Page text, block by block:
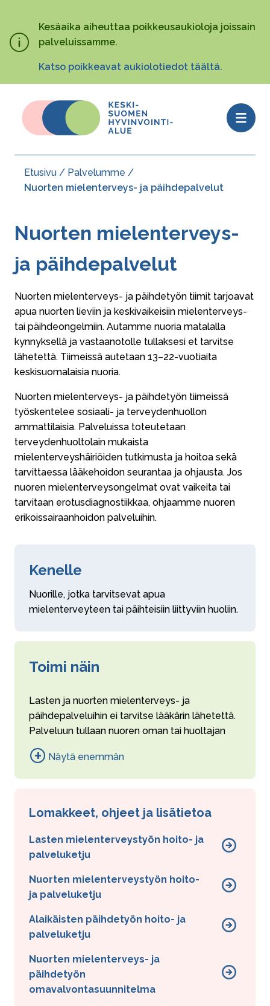
pääsisältöönKesäaika aiheuttaa poikkeusaukioloja joissain
palveluissamme.
Katso poikkeavat aukiolotiedot täältä.
Open
menu
Murupolku
Etusivu
Palvelumme
Nuorten mielenterveys- ja päihdepalvelut
Nuorten mielenterveys-
ja päihdepalvelut
Nuorten mielenterveys- ja päihdetyön tiimit tarjoavat
apua nuorten lieviin ja keskivaikeisiin mielenterveys-
tai päihdeongelmiin. Autamme nuoria matalalla
kynnyksellä ja vastaanotolle tullaksesi et tarvitse
lähetettä. Tiimeissä autetaan 13–22-vuotiaita
keskisuomalaisia nuoria.
Nuorten mielenterveys- ja päihdetyön tiimeissä
työskentelee sosiaali- ja terveydenhuollon
ammattilaisia. Palveluissa toteutetaan
terveydenhuoltolain mukaista
mielenterveyshäiriöiden tutkimusta ja hoitoa sekä
tarvittaessa lääkehoidon seurantaa ja ohjausta. Jos
nuoren mielenterveysongelmat ovat vaikeita tai
tarvitaan erotusdiagnostiikkaa, ohjaamme nuoren
erikoissairaanhoidon palveluihin.
Kenelle
Nuorille, jotka tarvitsevat apua
mielenterveyteen tai päihteisiin liittyviin huoliin.
Toimi näin
Lasten ja nuorten mielenterveys- ja
päihdepalveluihin ei tarvitse lääkärin lähetettä.
Palveluun tullaan nuoren oman tai huoltajan
yhteydenoton perusteella sekä neuvolan,
koulu- ja opiskeluterveydenhuollon,
opiskeluhuollon kuraattori- ja psykologityön tai
Voit myös jättää kiireettömän
digitaalisissa palveluissa.
kiireellisissä tilanteissa auttaa oman sosiaali- ja
terveysaseman kiirevastaanotto tai päivystys.
Näytä enemmän
Lomakkeet, ohjeet ja lisätietoa
Lasten mielenterveystyön hoito- ja
palveluketju
Nuorten mielenterveystyön hoito-
ja palveluketju
Alaikäisten päihdetyön hoito- ja
palveluketju
Nuorten mielenterveys- ja
päihdetyön
omavalvontasuunnitelma